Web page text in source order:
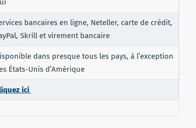
bancaires en ligne, Neteller, carte de crédit,
Skrill et virement bancaire
dans presque tous les pays, à l’exception
États-Unis d’Amérique
ici